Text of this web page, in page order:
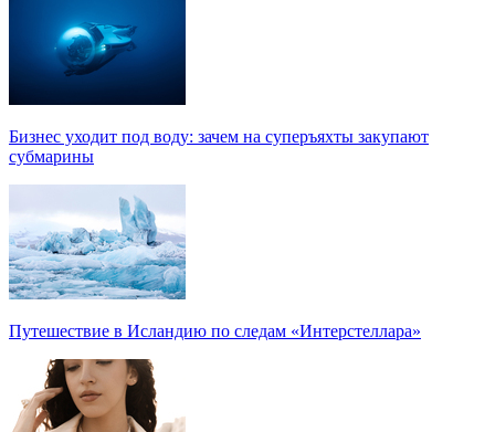
Бизнес уходит под воду: зачем на суперъяхты закупают
субмарины
Путешествие в Исландию по следам «Интерстеллара»